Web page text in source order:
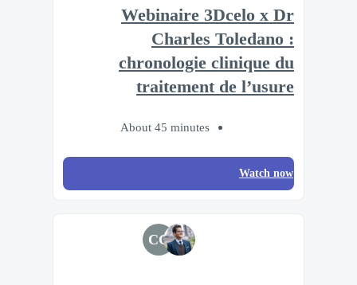
Webinaire 3Dcelo x Dr
Charles Toledano :
chronologie clinique du
traitement de l’usure
About 45 minutes
Watch now
CG